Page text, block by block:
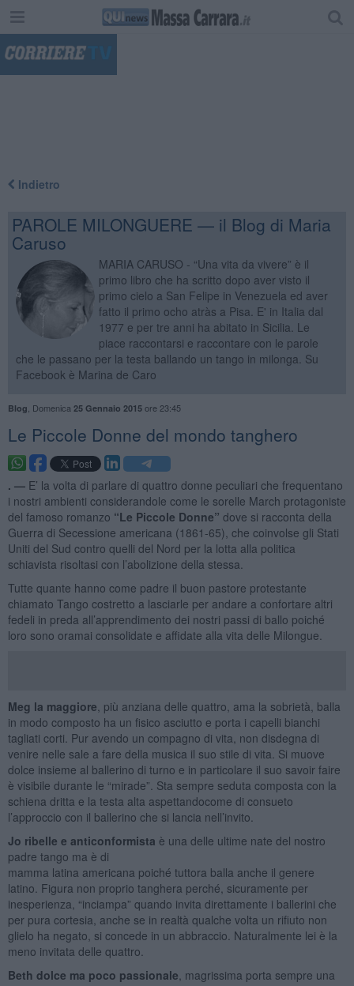
Indietro
PAROLE MILONGUERE — il Blog di Maria
Caruso
MARIA CARUSO - “Una vita da vivere” è il
primo libro che ha scritto dopo aver visto il
primo cielo a San Felipe in Venezuela ed aver
fatto il primo ocho atràs a Pisa. E' in Italia dal
1977 e per tre anni ha abitato in Sicilia. Le
piace raccontarsi e raccontare con le parole
che le passano per la testa ballando un tango in milonga. Su
Facebook è Marina de Caro
Blog Domenica 25 Gennaio 2015ore 23:45
​Le Piccole Donne del mondo tanghero
. — E’ la volta di parlare di quattro donne peculiari che frequentano
i nostri ambienti considerandole come le sorelle March protagoniste
del famoso romanzo “Le Piccole Donne” dove si racconta della
Guerra di Secessione americana (1861-65), che coinvolse gli Stati
Uniti del Sud contro quelli del Nord per la lotta alla politica
schiavista risoltasi con l’abolizione della stessa.
Tutte quante hanno come padre il buon pastore protestante
chiamato Tango costretto a lasciarle per andare a confortare altri
fedeli in preda all’apprendimento dei nostri passi di ballo poiché
loro sono oramai consolidate e affidate alla vita delle Milongue.
Meg la maggiore , più anziana delle quattro, ama la sobrietà, balla
in modo composto ha un fisico asciutto e porta i capelli bianchi
tagliati corti. Pur avendo un compagno di vita, non disdegna di
venire nelle sale a fare della musica il suo stile di vita. Si muove
dolce insieme al ballerino di turno e in particolare il suo savoir faire
è visibile durante le “mirade”. Sta sempre seduta composta con la
schiena dritta e la testa alta aspettandocome di consueto
l’approccio con il ballerino che si lancia nell’invito.
Jo ribelle e anticonformista è una delle ultime nate del nostro
padre tango ma è di
mamma latina americana poiché tuttora balla anche il genere
latino. Figura non proprio tanghera perché, sicuramente per
inesperienza, “inciampa” quando invita direttamente i ballerini che
per pura cortesia, anche se in realtà qualche volta un rifiuto non
glielo ha negato, si concede in un abbraccio. Naturalmente lei è la
meno invitata delle quattro.
Beth dolce ma poco passionale , magrissima porta sempre una